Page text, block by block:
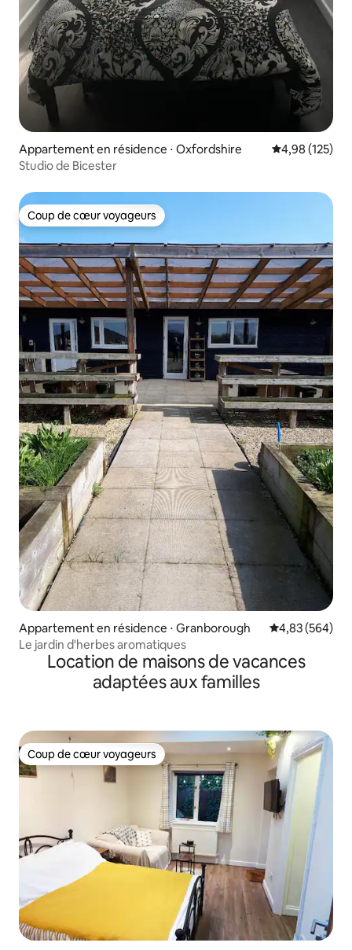
Appartement en résidence ⋅ Oxfordshire Évaluation
4,98 (125)
Studio de Bicester
Coup de cœur voyageurs
Coup de cœur voyageurs
Appartement en résidence ⋅ Granborough Évaluation
4,83 (564)
Le jardin d'herbes aromatiques
Location de maisons de vacances
adaptées aux familles
Coup de cœur voyageurs
Coup de cœur voyageurs